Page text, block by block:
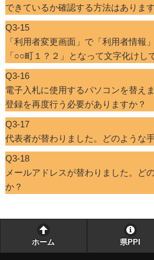
できているか確認する方法はありま
Q3-15
「利用者変更画面」で「利用者情報
「○○町１？２」となって文字化けし
Q3-16
電子入札に使用するパソコンを替え
登録を再度行う必要がありますか？
Q3-17
代表者が替わりました。どのような
Q3-18
メールアドレスが替わりました。ど
か？
ホーム 県PPI